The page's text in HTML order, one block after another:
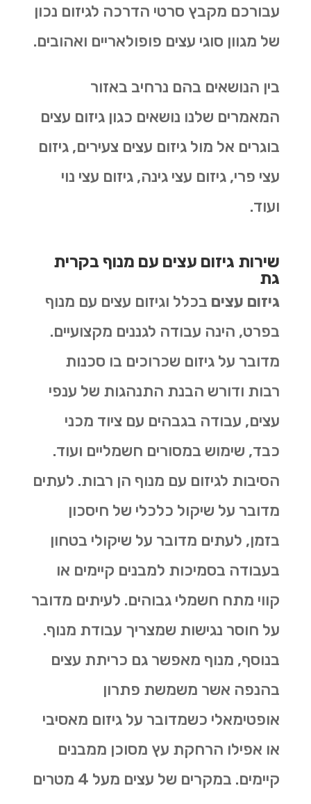
עבורכם מקבץ סרטי הדרכה לגיזום נכון
של מגוון סוגי עצים פופולאריים ואהובים.
בין הנושאים בהם נרחיב באזור
המאמרים שלנו נושאים כגון גיזום עצים
בוגרים אל מול גיזום עצים צעירים, גיזום
עצי פרי, גיזום עצי גינה, גיזום עצי נוי
ועוד.
שירות גיזום עצים עם מנוף בקרית
גת
גיזום עצים בכלל וגיזום עצים עם מנוף
בפרט, הינה עבודה לגננים מקצועיים.
מדובר על גיזום שכרוכים בו סכנות
רבות ודורש הבנת התנהגות של ענפי
עצים, עבודה בגבהים עם ציוד מכני
כבד, שימוש במסורים חשמליים ועוד.
הסיבות לגיזום עם מנוף הן רבות. לעתים
מדובר על שיקול כלכלי של חיסכון
בזמן, לעתים מדובר על שיקולי בטחון
בעבודה בסמיכות למבנים קיימים או
קווי מתח חשמלי גבוהים. לעיתים מדובר
על חוסר נגישות שמצריך עבודת מנוף.
בנוסף, מנוף מאפשר גם כריתת עצים
בהנפה אשר משמשת פתרון
אופטימאלי כשמדובר על גיזום מאסיבי
או אפילו הרחקת עץ מסוכן ממבנים
קיימים. במקרים של עצים מעל 4 מטרים